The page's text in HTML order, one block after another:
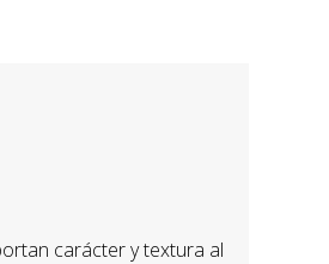
carácter y textura al